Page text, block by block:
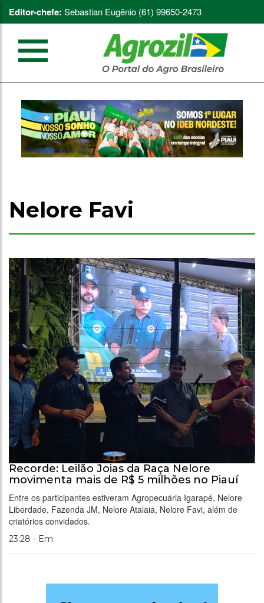
Editor-chefe: Sebastian Eugênio (61) 99650-2473
Nelore Favi
Recorde: Leilão Joias da Raça Nelore
movimenta mais de R$ 5 milhões no Piauí
Entre os participantes estiveram Agropecuária Igarapé, Nelore
Liberdade, Fazenda JM, Nelore Atalaia, Nelore Favi, além de
criatórios convidados.
23:28 - Em: